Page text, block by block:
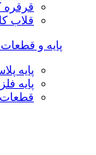
قرقره
قلاب
پایه و
پایه
پایه